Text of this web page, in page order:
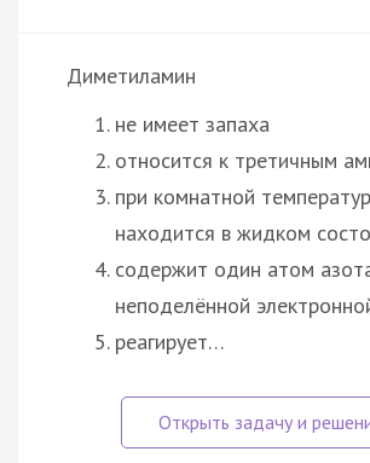
Диметиламин
не имеет запаха
относится к третичным
при комнатной
находится в жидком
содержит один атом
неподелённой
реагирует…